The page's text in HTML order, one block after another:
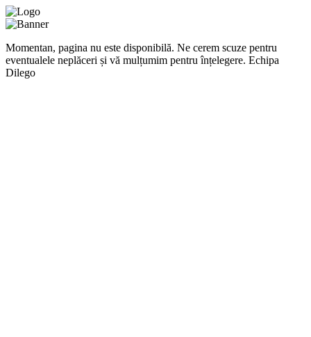
Momentan, pagina nu este disponibilă. Ne cerem scuze pentru
eventualele neplăceri și vă mulțumim pentru înțelegere. Echipa
Dilego